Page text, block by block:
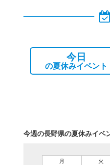
今日
の夏休みイベント
今週の長野県の夏休みイベ
月 火